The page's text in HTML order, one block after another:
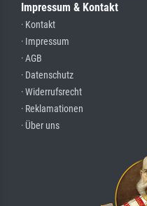
Impressum & Kontakt
· Kontakt
· Impressum
· AGB
· Datenschutz
· Widerrufsrecht
· Reklamationen
· Über uns